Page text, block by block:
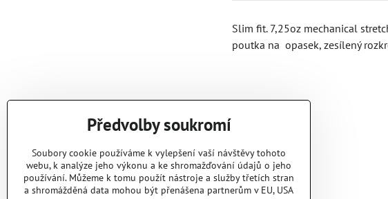
Slim fit. 7,25oz mechanical
poutka na opasek, zesílený
Předvolby soukromí
Soubory cookie používáme k vylepšení vaší návštěvy tohoto
webu, k analýze jeho výkonu a ke shromažďování údajů o jeho
používání. Můžeme k tomu použít nástroje a služby třetích stran
a shromážděná data mohou být přenášena partnerům v EU, USA